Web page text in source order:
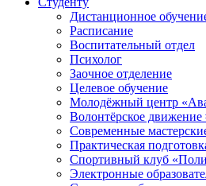
Дистанционное
Расписание
Воспитательный отдел
Психолог
Заочное отделение
Целевое обучение
Молодёжный центр
Волонтёрское
Современные
Практическая
Спортивный клуб
Электронные